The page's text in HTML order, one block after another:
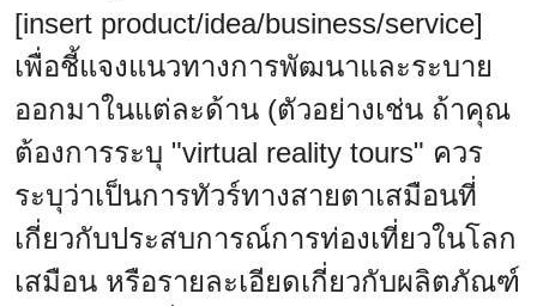
[insert product/idea/business/service]
เพื่อชี้แจงแนวทางการพัฒนาและระบาย
ออกมาในแต่ละด้าน (ตัวอย่างเช่น ถ้าคุณ
ต้องการระบุ "virtual reality tours" ควร
ระบุว่าเป็นการทัวร์ทางสายตาเสมือนที่
เกี่ยวกับประสบการณ์การท่องเที่ยวในโลก
เสมือน หรือรายละเอียดเกี่ยวกับผลิตภัณฑ์